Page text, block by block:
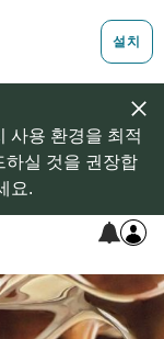
사용 환경을 최적
하실 것을 권장합
요.